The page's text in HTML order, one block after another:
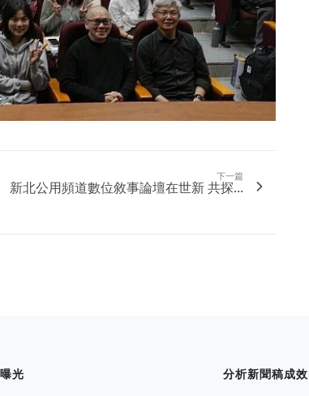
下一篇
新北公用頻道數位敘事論壇在世新 共探...
光 分析新聞稿成效